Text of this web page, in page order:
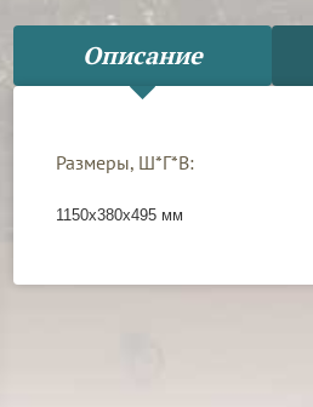
Описание
Размеры, Ш*Г*В:
1150х380х495 мм